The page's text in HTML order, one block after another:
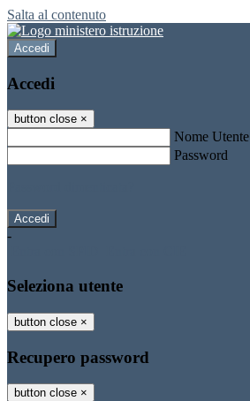
Salta al contenuto
Accedi
Accedi
button close ×
Nome Utente
Password
-
Seleziona utente
button close ×
Recupero password
button close ×